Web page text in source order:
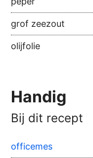
grof zeezout
olijfolie
Handig
Bij dit recept
officemes